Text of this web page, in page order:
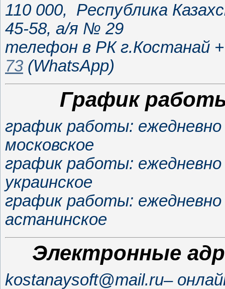
110 000, Республика
45-58, а/я № 29
телефон в РК г.Костанай
73 (WhatsApp)
График
график работы:
московское
график работы:
украинское
график работы:
астанинское
Электронные
kostanaysoft@mail.ru–